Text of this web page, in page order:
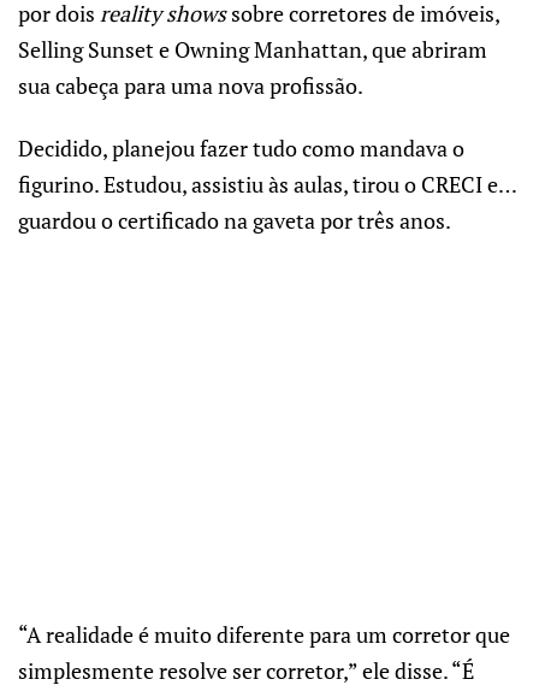
por dois reality showssobre corretores de imóveis,
Selling Sunset e Owning Manhattan, que abriram
sua cabeça para uma nova profissão.
Decidido, planejou fazer tudo como mandava o
figurino. Estudou, assistiu às aulas, tirou o CRECI e…
guardou o certificado na gaveta por três anos.
“A realidade é muito diferente para um corretor que
simplesmente resolve ser corretor,” ele disse. “É